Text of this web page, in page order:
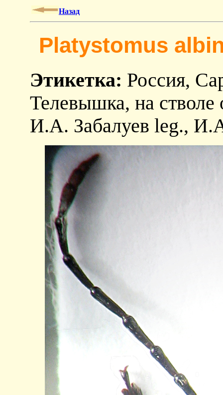
Назад
Platystomus
Этикетка: Россия,
Телевышка, на
И.А. Забалуев leg.,